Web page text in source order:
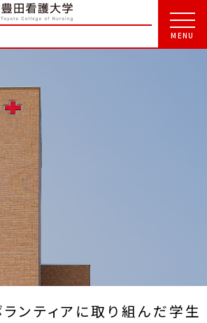
ンティアに取り組んだ学生